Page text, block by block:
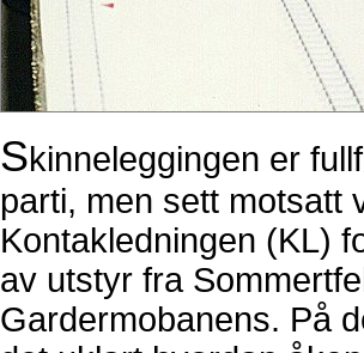
Skinneleggingen er
parti, men sett
Kontakledningen (KL)
av utstyr fra
Gardermobanens. På